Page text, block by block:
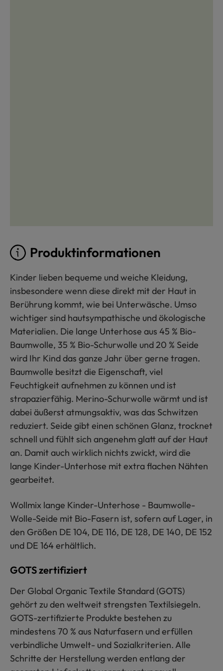
Produktinformationen
Kinder lieben bequeme und weiche Kleidung,
insbesondere wenn diese direkt mit der Haut in
Berührung kommt, wie bei Unterwäsche. Umso
wichtiger sind hautsympathische und ökologische
Materialien. Die lange Unterhose aus 45 % Bio-
Baumwolle, 35 % Bio-Schurwolle und 20 % Seide
wird Ihr Kind das ganze Jahr über gerne tragen.
Baumwolle besitzt die Eigenschaft, viel
Feuchtigkeit aufnehmen zu können und ist
strapazierfähig. Merino-Schurwolle wärmt und ist
dabei äußerst atmungsaktiv, was das Schwitzen
reduziert. Seide gibt einen schönen Glanz, trocknet
schnell und fühlt sich angenehm glatt auf der Haut
an. Damit auch wirklich nichts zwickt, wird die
lange Kinder-Unterhose mit extra flachen Nähten
gearbeitet.
Wollmix lange Kinder-Unterhose - Baumwolle-
Wolle-Seide mit Bio-Fasern ist, sofern auf Lager, in
den Größen DE 104, DE 116, DE 128, DE 140, DE 152
und DE 164 erhältlich.
GOTS zertifiziert
Der Global Organic Textile Standard (GOTS)
gehört zu den weltweit strengsten Textilsiegeln.
GOTS-zertifizierte Produkte bestehen zu
mindestens 70 % aus Naturfasern und erfüllen
verbindliche Umwelt- und Sozialkriterien. Alle
Schritte der Herstellung werden entlang der